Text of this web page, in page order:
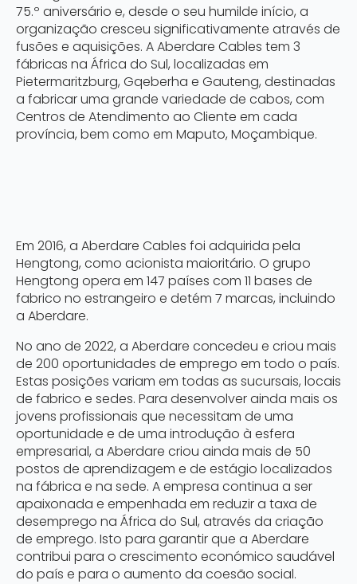
75.º aniversário e, desde o seu humilde início, a
organização cresceu significativamente através de
fusões e aquisições. A Aberdare Cables tem 3
fábricas na África do Sul, localizadas em
Pietermaritzburg, Gqeberha e Gauteng, destinadas
a fabricar uma grande variedade de cabos, com
Centros de Atendimento ao Cliente em cada
província, bem como em Maputo, Moçambique.
Em 2016, a Aberdare Cables foi adquirida pela
Hengtong, como acionista maioritário. O grupo
Hengtong opera em 147 países com 11 bases de
fabrico no estrangeiro e detém 7 marcas, incluindo
a Aberdare.
No ano de 2022, a Aberdare concedeu e criou mais
de 200 oportunidades de emprego em todo o país.
Estas posições variam em todas as sucursais, locais
de fabrico e sedes. Para desenvolver ainda mais os
jovens profissionais que necessitam de uma
oportunidade e de uma introdução à esfera
empresarial, a Aberdare criou ainda mais de 50
postos de aprendizagem e de estágio localizados
na fábrica e na sede. A empresa continua a ser
apaixonada e empenhada em reduzir a taxa de
desemprego na África do Sul, através da criação
de emprego. Isto para garantir que a Aberdare
contribui para o crescimento económico saudável
do país e para o aumento da coesão social.